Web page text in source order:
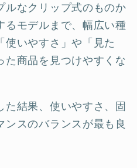
ルなクリップ式のものか
るモデルまで、幅広い種
使いやすさ」や「見た
た商品を見つけやすくな
た結果、使いやすさ、固
ンスのバランスが最も良